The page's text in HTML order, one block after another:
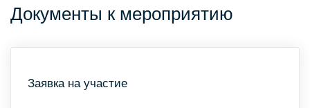
Документы к мероприятию
Заявка на участие